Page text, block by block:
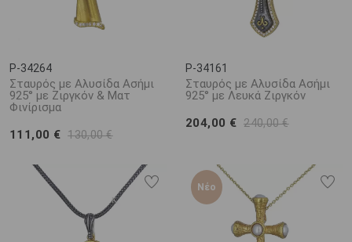
P-34264
Σταυρός με Αλυσίδα Ασήμι
925° με Ζιργκόν & Ματ
Φινίρισμα
111,00 € 130,00 €
P-34161
Σταυρός με Αλυσίδα Ασήμι
925° με Λευκά Ζιργκόν
204,00 € 240,00 €
Νέο